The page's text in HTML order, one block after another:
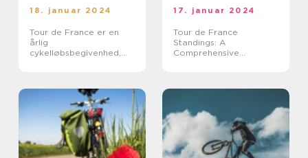
18. januar 2024
Tour de France er en
årlig
cykelløbsbegivenhed,
17. januar 2024
Tour de France
Standings: A
Comprehensive